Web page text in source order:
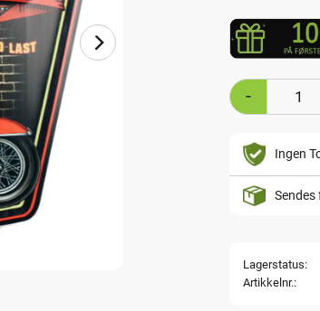
-
Ingen
Sendes
Lagerstatus
Artikkelnr.